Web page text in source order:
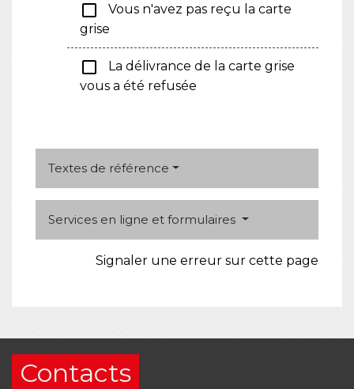
check_box_outline_blank
Vous n'avez pas reçu la carte
grise
check_box_outline_blank
La délivrance de la carte grise
vous a été refusée
Textes de référence
Services en ligne et formulaires
Signaler une erreur sur cette page
Contacts